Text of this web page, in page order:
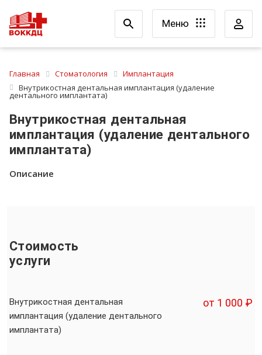
Меню
Главная Стоматология
Имплантация
Внутрикостная дентальная имплантация (удаление
дентального имплантата)
Внутрикостная дентальная
имплантация (удаление дентального
имплантата)
Описание
Стоимость
услуги
Внутрикостная дентальная
имплантация (удаление дентального
имплантата)
от 1 000 ₽